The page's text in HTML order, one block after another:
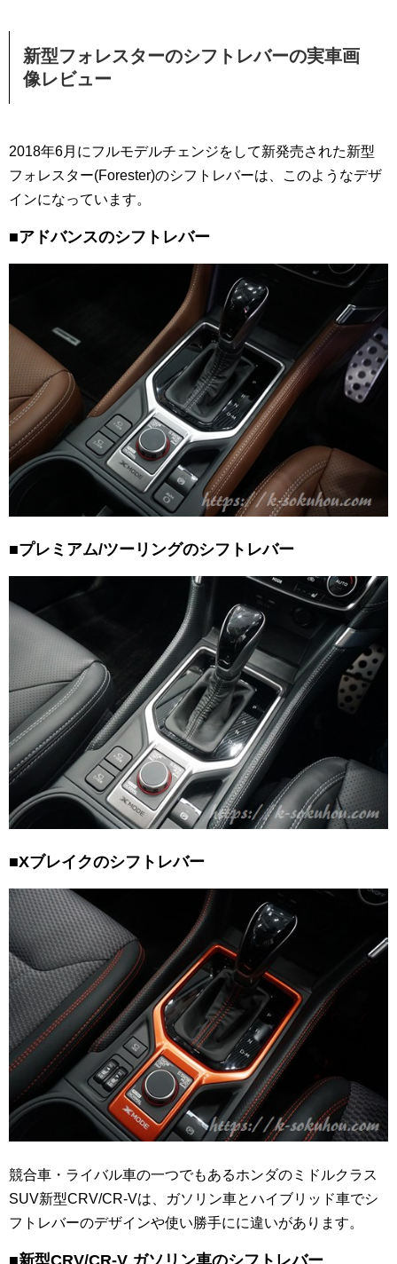
新型フォレスターのシフトレバーの実車画
像レビュー
2018年6月にフルモデルチェンジをして新発売された新型
フォレスター(Forester)のシフトレバーは、このようなデザ
インになっています。
■アドバンスのシフトレバー
■プレミアム/ツーリングのシフトレバー
■Xブレイクのシフトレバー
競合車・ライバル車の一つでもあるホンダのミドルクラス
SUV新型CRV/CR-Vは、ガソリン車とハイブリッド車でシ
フトレバーのデザインや使い勝手にに違いがあります。